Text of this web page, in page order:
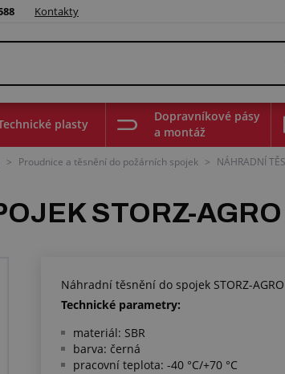
Kontakty
plasty
Dopravníkové pásy
a montáž
> Proudnice a těsnění do požárních spojek > NÁHRADNÍ
STORZ-AGRO
Náhradní těsnění do spojek STORZ-
Technické parametry:
materiál: SBR
barva: černá
pracovní teplota: -40 °C/+70 °C